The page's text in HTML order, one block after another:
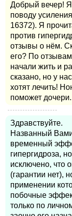
Добрый вечер!
поводу
16372). Я
против
отзывы о нём.
его? По
начали жить и
сказано, но у
хотят лечить!
поможет
Здравствуйте.
Названный
временный
гипергидроза,
исключено, что
(гарантии нет),
применении
побочные
только по